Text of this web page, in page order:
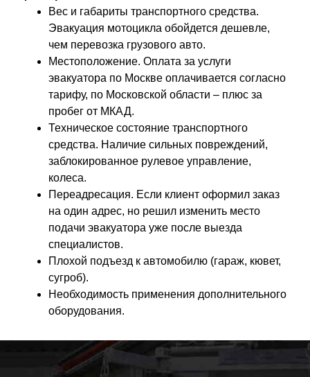
Вес и габариты транспортного средства.
Эвакуация мотоцикла обойдется дешевле,
чем перевозка грузового авто.
Местоположение. Оплата за услуги
эвакуатора по Москве оплачивается согласно
тарифу, по Московской области – плюс за
пробег от МКАД.
Техническое состояние транспортного
средства. Наличие сильных повреждений,
заблокированное рулевое управление,
колеса.
Переадресация. Если клиент оформил заказ
на один адрес, но решил изменить место
подачи эвакуатора уже после выезда
специалистов.
Плохой подъезд к автомобилю (гараж, кювет,
сугроб).
Необходимость применения дополнительного
оборудования.